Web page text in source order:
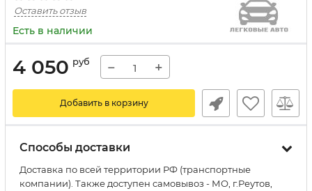
Оставить отзыв
Есть в наличии
4 050 руб − +
Добавить в корзину
Способы доставки
Доставка по всей территории РФ (транспортные
компании). Также доступен самовывоз - МО, г.Реутов,